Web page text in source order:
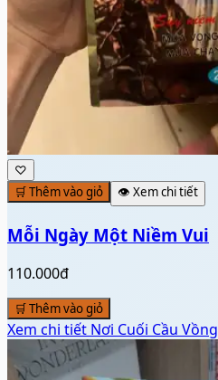
♡
🛒 Thêm vào giỏ
👁️ Xem chi tiết
Mỗi Ngày Một Niềm Vui
110.000đ
🛒 Thêm vào giỏ
Xem chi tiết Nơi Cuối Cầu Vồng